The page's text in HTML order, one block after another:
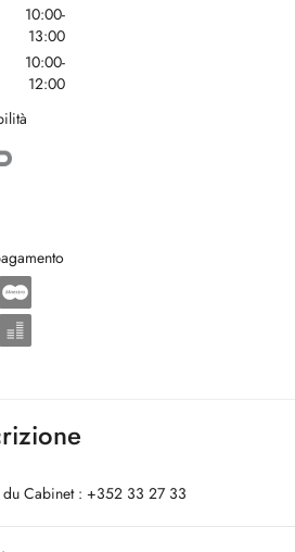
10:00-
13:00
10:00-
12:00
Cabinet : +352 33 27 33